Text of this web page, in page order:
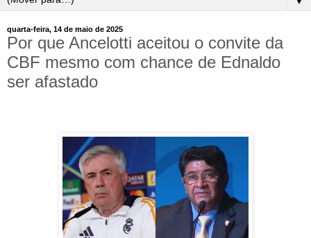
quarta-feira, 14 de maio de 2025
Por que Ancelotti aceitou o convite da
CBF mesmo com chance de Ednaldo
ser afastado